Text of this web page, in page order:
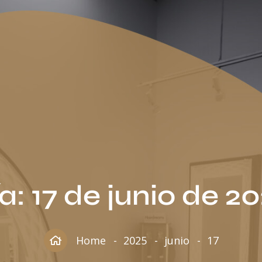
17 de junio de
Home 2025 junio 17